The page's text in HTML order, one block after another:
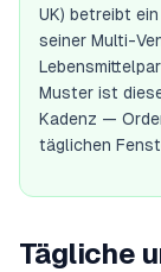
UK) betreibt
seiner Multi-
Muster ist
Kadenz —
täglichen
Tägliche